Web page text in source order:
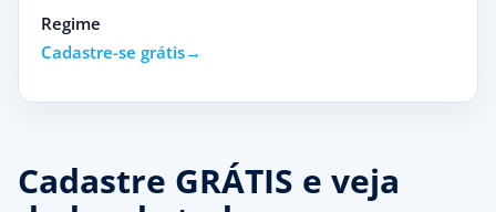
Regime
Cadastre-se grátis
Cadastre GRÁTIS e veja